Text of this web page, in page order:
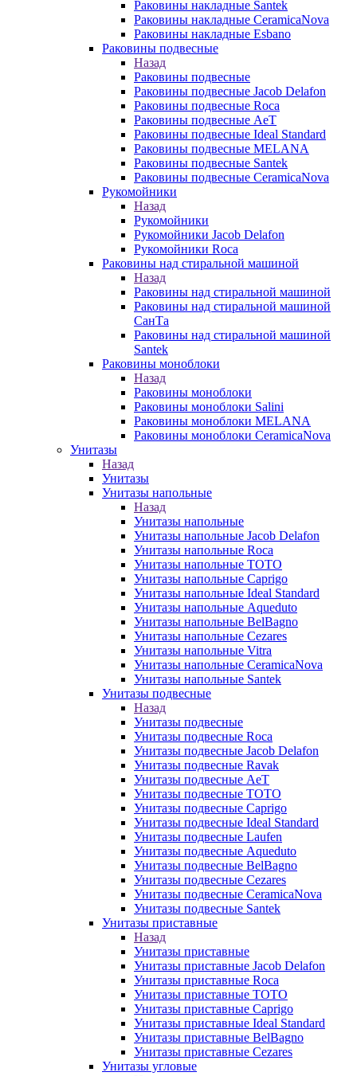
Раковины накладные Santek
Раковины накладные CeramicaNova
Раковины накладные Esbano
Раковины подвесные
Назад
Раковины подвесные
Раковины подвесные Jacob Delafon
Раковины подвесные Roca
Раковины подвесные AeT
Раковины подвесные Ideal Standard
Раковины подвесные MELANA
Раковины подвесные Santek
Раковины подвесные CeramicaNova
Рукомойники
Назад
Рукомойники
Рукомойники Jacob Delafon
Рукомойники Roca
Раковины над стиральной машиной
Назад
Раковины над стиральной машиной
Раковины над стиральной машиной
СанТа
Раковины над стиральной машиной
Santek
Раковины моноблоки
Назад
Раковины моноблоки
Раковины моноблоки Salini
Раковины моноблоки MELANA
Раковины моноблоки CeramicaNova
Унитазы
Назад
Унитазы
Унитазы напольные
Назад
Унитазы напольные
Унитазы напольные Jacob Delafon
Унитазы напольные Roca
Унитазы напольные TOTO
Унитазы напольные Caprigo
Унитазы напольные Ideal Standard
Унитазы напольные Aqueduto
Унитазы напольные BelBagno
Унитазы напольные Cezares
Унитазы напольные Vitra
Унитазы напольные CeramicaNova
Унитазы напольные Santek
Унитазы подвесные
Назад
Унитазы подвесные
Унитазы подвесные Roca
Унитазы подвесные Jacob Delafon
Унитазы подвесные Ravak
Унитазы подвесные AeT
Унитазы подвесные TOTO
Унитазы подвесные Caprigo
Унитазы подвесные Ideal Standard
Унитазы подвесные Laufen
Унитазы подвесные Aqueduto
Унитазы подвесные BelBagno
Унитазы подвесные Cezares
Унитазы подвесные CeramicaNova
Унитазы подвесные Santek
Унитазы приставные
Назад
Унитазы приставные
Унитазы приставные Jacob Delafon
Унитазы приставные Roca
Унитазы приставные TOTO
Унитазы приставные Caprigo
Унитазы приставные Ideal Standard
Унитазы приставные BelBagno
Унитазы приставные Cezares
Унитазы угловые